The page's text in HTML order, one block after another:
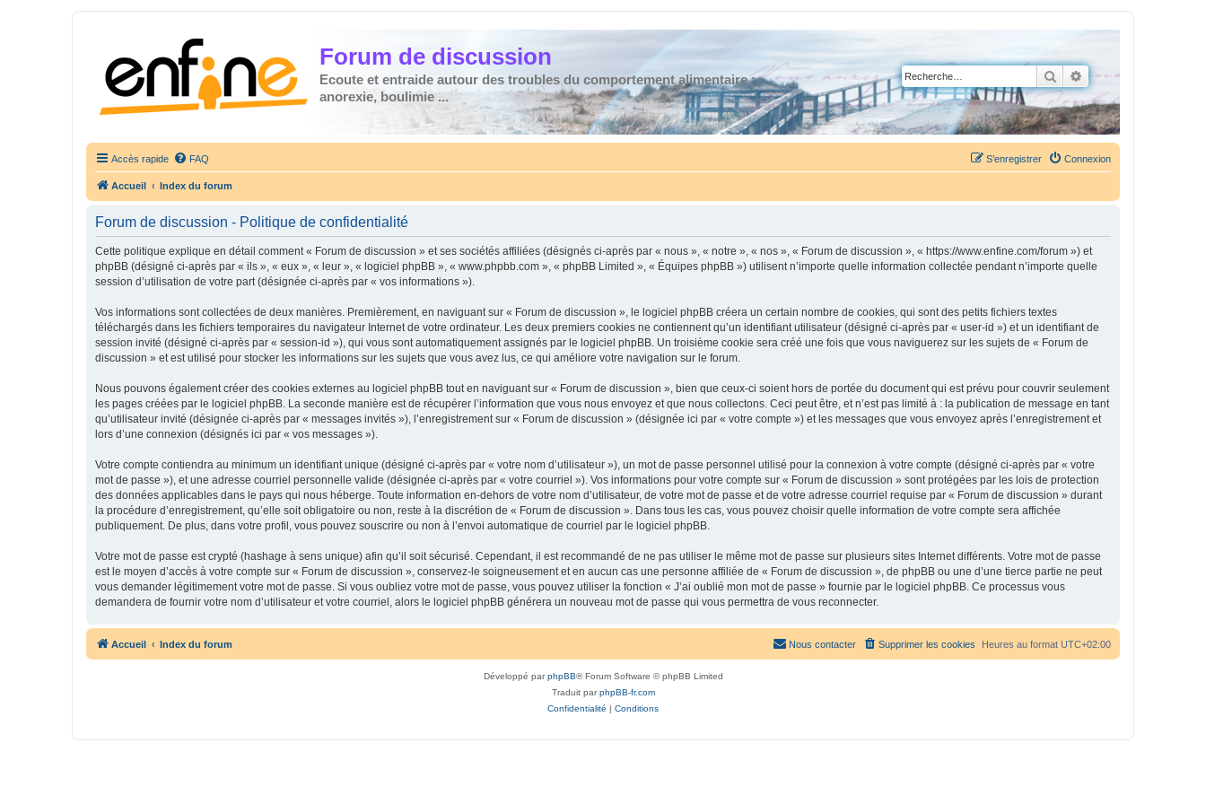
Forum de discussion
Ecoute et entraide autour des troubles du comportement alimentaire :
anorexie, boulimie ...
Rechercher
Recherche avancée
Accès rapide FAQ Connexion
S’enregistrer
Accueil Index du forum
Forum de discussion - Politique de confidentialité
Cette politique explique en détail comment « Forum de discussion » et ses sociétés affiliées (désignés ci-après par « nous », « notre », « nos », « Forum de discussion », « https://www.enfine.com/forum ») et
phpBB (désigné ci-après par « ils », « eux », « leur », « logiciel phpBB », « www.phpbb.com », « phpBB Limited », « Équipes phpBB ») utilisent n’importe quelle information collectée pendant n’importe quelle
session d’utilisation de votre part (désignée ci-après par « vos informations »).
Vos informations sont collectées de deux manières. Premièrement, en naviguant sur « Forum de discussion », le logiciel phpBB créera un certain nombre de cookies, qui sont des petits fichiers textes
téléchargés dans les fichiers temporaires du navigateur Internet de votre ordinateur. Les deux premiers cookies ne contiennent qu’un identifiant utilisateur (désigné ci-après par « user-id ») et un identifiant de
session invité (désigné ci-après par « session-id »), qui vous sont automatiquement assignés par le logiciel phpBB. Un troisième cookie sera créé une fois que vous naviguerez sur les sujets de « Forum de
discussion » et est utilisé pour stocker les informations sur les sujets que vous avez lus, ce qui améliore votre navigation sur le forum.
Nous pouvons également créer des cookies externes au logiciel phpBB tout en naviguant sur « Forum de discussion », bien que ceux-ci soient hors de portée du document qui est prévu pour couvrir seulement
les pages créées par le logiciel phpBB. La seconde manière est de récupérer l’information que vous nous envoyez et que nous collectons. Ceci peut être, et n’est pas limité à : la publication de message en tant
qu’utilisateur invité (désignée ci-après par « messages invités »), l’enregistrement sur « Forum de discussion » (désignée ici par « votre compte ») et les messages que vous envoyez après l’enregistrement et
lors d’une connexion (désignés ici par « vos messages »).
Votre compte contiendra au minimum un identifiant unique (désigné ci-après par « votre nom d’utilisateur »), un mot de passe personnel utilisé pour la connexion à votre compte (désigné ci-après par « votre
mot de passe »), et une adresse courriel personnelle valide (désignée ci-après par « votre courriel »). Vos informations pour votre compte sur « Forum de discussion » sont protégées par les lois de protection
des données applicables dans le pays qui nous héberge. Toute information en-dehors de votre nom d’utilisateur, de votre mot de passe et de votre adresse courriel requise par « Forum de discussion » durant
la procédure d’enregistrement, qu’elle soit obligatoire ou non, reste à la discrétion de « Forum de discussion ». Dans tous les cas, vous pouvez choisir quelle information de votre compte sera affichée
publiquement. De plus, dans votre profil, vous pouvez souscrire ou non à l’envoi automatique de courriel par le logiciel phpBB.
Votre mot de passe est crypté (hashage à sens unique) afin qu’il soit sécurisé. Cependant, il est recommandé de ne pas utiliser le même mot de passe sur plusieurs sites Internet différents. Votre mot de passe
est le moyen d’accès à votre compte sur « Forum de discussion », conservez-le soigneusement et en aucun cas une personne affiliée de « Forum de discussion », de phpBB ou une d’une tierce partie ne peut
vous demander légitimement votre mot de passe. Si vous oubliez votre mot de passe, vous pouvez utiliser la fonction « J’ai oublié mon mot de passe » fournie par le logiciel phpBB. Ce processus vous
demandera de fournir votre nom d’utilisateur et votre courriel, alors le logiciel phpBB générera un nouveau mot de passe qui vous permettra de vous reconnecter.
Accueil Index du forum Heures au format UTC+02:00
Supprimer les cookies
Nous contacter
Développé parphpBB® Forum Software © phpBB Limited
Traduit parphpBB-fr.com
Confidentialité | Conditions